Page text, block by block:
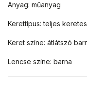
Anyag: műanyag
Kerettípus: teljes keretes
Keret színe: átlátszó
Lencse színe: barna